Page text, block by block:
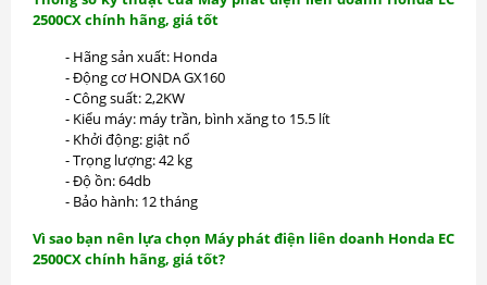
2500CX chính hãng, giá tốt
- Hãng sản xuất: Honda
- Động cơ HONDA GX160
- Công suất: 2,2KW
- Kiểu máy: máy trần, bình xăng to 15.5 lít
- Khởi động: giật nổ
- Trọng lượng: 42 kg
- Độ ồn: 64db
- Bảo hành: 12 tháng
Vì sao bạn nên lựa chọn Máy phát điện liên doanh Honda EC
2500CX chính hãng, giá tốt?